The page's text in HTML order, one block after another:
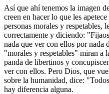
Así que ahí tenemos la imagen
creen en hacer lo que les
personas morales y respetables,
correctamente y diciendo:
nada que ver con ellos por nada
"morales y respetables" miran a
panda de libertinos y
ver con ellos. Pero Dios, que
sobre la humanidad, dice:
hay diferencia alguna.